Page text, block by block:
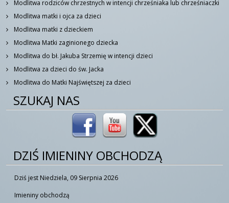
Modlitwa rodziców chrzestnych w intencji chrześniaka lub chrześniaczki
Modlitwa matki i ojca za dzieci
Modlitwa matki z dzieckiem
Modlitwa Matki zaginionego dziecka
Modlitwa do bł. Jakuba Strzemię w intencji dzieci
Modlitwa za dzieci do św. Jacka
Modlitwa do Matki Najświętszej za dzieci
SZUKAJ NAS
DZIŚ IMIENINY OBCHODZĄ
Dziś jest Niedziela, 09 Sierpnia 2026
Imieniny obchodzą